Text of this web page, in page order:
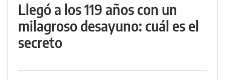
Llegó a los 119 años con un
milagroso desayuno: cuál es el
secreto